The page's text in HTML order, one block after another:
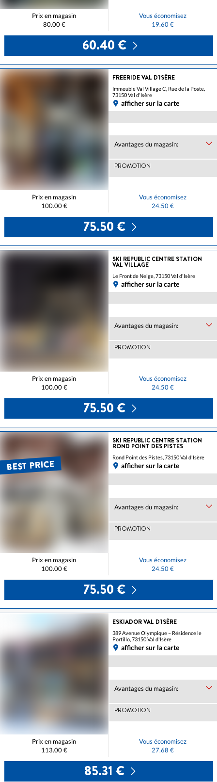
Prix en magasin
80.00 €
Vous économisez
19.60 €
60.40 €
FREERIDE VAL D'ISÈRE
Immeuble Val Village C, Rue de la Poste,
73150 Val d'Isère
afficher sur la carte
Avantages du magasin:
PROMOTION
Prix en magasin
100.00 €
Vous économisez
24.50 €
75.50 €
SKI REPUBLIC CENTRE STATION
VAL VILLAGE
Le Front de Neige, 73150 Val d'Isère
afficher sur la carte
Avantages du magasin:
PROMOTION
Prix en magasin
100.00 €
Vous économisez
24.50 €
75.50 €
BEST PRICE
SKI REPUBLIC CENTRE STATION
ROND POINT DES PISTES
Rond Point des Pistes, 73150 Val d'Isère
afficher sur la carte
Avantages du magasin:
PROMOTION
Prix en magasin
100.00 €
Vous économisez
24.50 €
75.50 €
ESKIADOR VAL D'ISÈRE
389 Avenue Olympique – Résidence le
Portillo, 73150 Val d'Isère
afficher sur la carte
Avantages du magasin:
PROMOTION
Prix en magasin
113.00 €
Vous économisez
27.68 €
85.31 €